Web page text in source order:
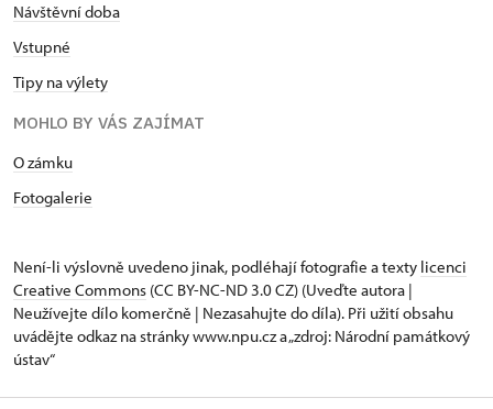
Návštěvní doba
Vstupné
Tipy na výlety
MOHLO BY VÁS ZAJÍMAT
O zámku
Fotogalerie
Není-li výslovně uvedeno jinak, podléhají fotografie a texty licenci
Creative Commons (CC BY-NC-ND 3.0 CZ) (Uveďte autora |
Neužívejte dílo komerčně | Nezasahujte do díla). Při užití obsahu
uvádějte odkaz na stránky www.npu.cz a „zdroj: Národní památkový
ústav“